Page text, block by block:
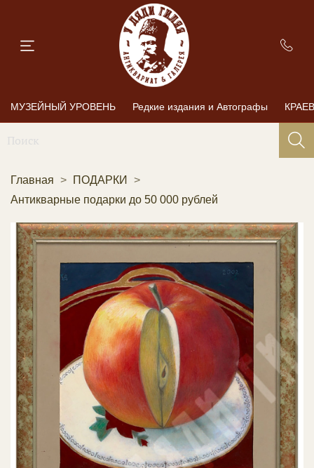
МУЗЕЙНЫЙ УРОВЕНЬ Редкие издания и Автографы
Главная
ПОДАРКИ
Антикварные подарки до 50 000 рублей